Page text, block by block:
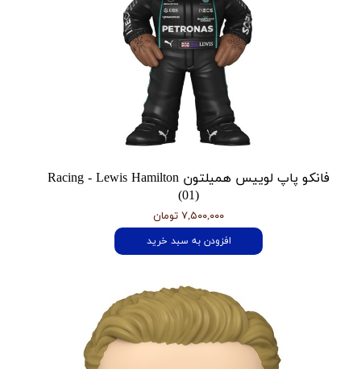
فانکو پاپ لوییس همیلتون Racing - Lewis Hamilton
(01)
۷,۵۰۰,۰۰۰ تومان
افزودن به سبد خرید